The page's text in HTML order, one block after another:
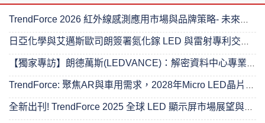
TrendForce 2026 紅外線感測應用市場與品牌策略- 未來已來
日亞化學與艾邁斯歐司朗簽署氮化鎵 LED 與雷射專利交叉授權協議
【獨家專訪】朗德萬斯(LEDVANCE)：解密資料中心專業照明的進階之路
TrendForce: 聚焦AR與車用需求，2028年Micro LED晶片產值將達4.89億美元
全新出刊! TrendForce 2025 全球 LED 顯示屏市場展望與價格成本分析- 超越無限